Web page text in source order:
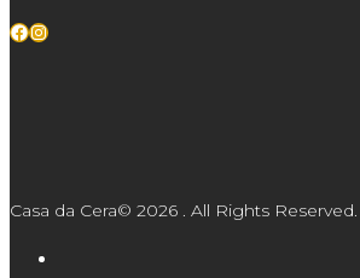
Facebook
Instagram
Casa da Cera© 2026 . All Rights